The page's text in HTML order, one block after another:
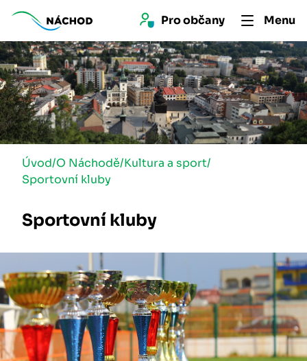
Pro občany Menu
Úvod/O Náchodě/Kultura a sport/
Sportovní kluby
Sportovní kluby